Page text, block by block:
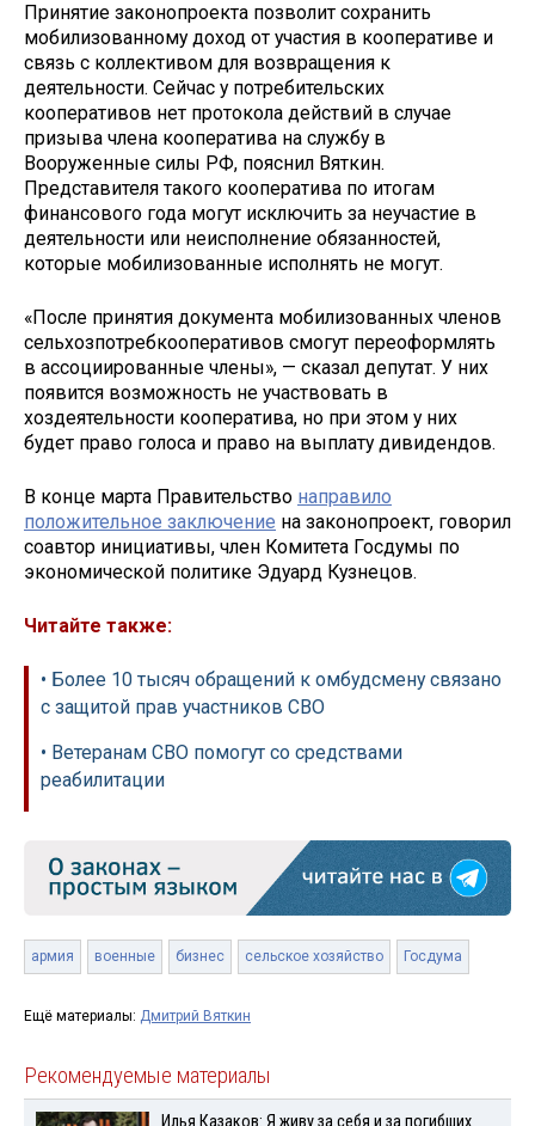
Принятие законопроекта позволит сохранить
мобилизованному доход от участия в кооперативе и
связь с коллективом для возвращения к
деятельности. Сейчас у потребительских
кооперативов нет протокола действий в случае
призыва члена кооператива на службу в
Вооруженные силы РФ, пояснил Вяткин.
Представителя такого кооператива по итогам
финансового года могут исключить за неучастие в
деятельности или неисполнение обязанностей,
которые мобилизованные исполнять не могут.
«После принятия документа мобилизованных членов
сельхозпотребкооперативов смогут переоформлять
в ассоциированные члены», — сказал депутат. У них
появится возможность не участвовать в
хоздеятельности кооператива, но при этом у них
будет право голоса и право на выплату дивидендов.
В конце марта Правительство направило
положительное заключение на законопроект, говорил
соавтор инициативы, член Комитета Госдумы по
экономической политике Эдуард Кузнецов.
Читайте также:
• Более 10 тысяч обращений к омбудсмену связано
с защитой прав участников СВО
• Ветеранам СВО помогут со средствами
реабилитации
армия военные бизнес сельское хозяйство Госдума
Ещё материалы: Дмитрий Вяткин
Рекомендуемые материалы
Илья Казаков: Я живу за себя и за погибших